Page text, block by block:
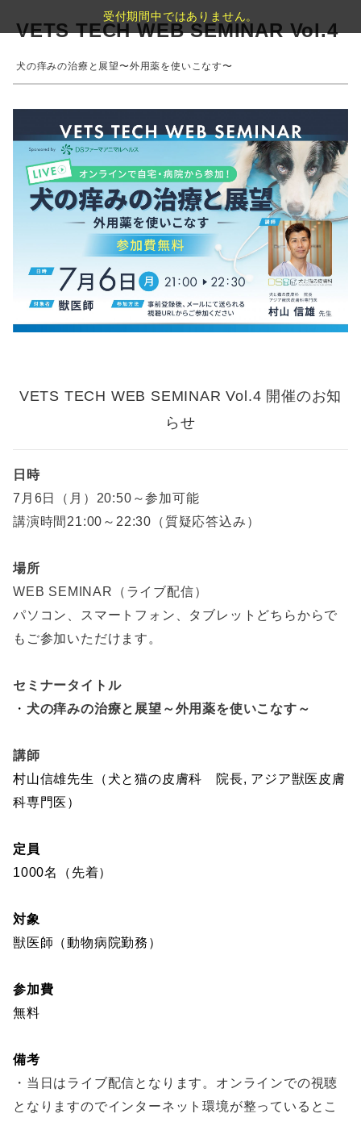
VETS TECH WEB SEMINAR Vol.4
犬の痒みの治療と展望〜外用薬を使いこなす〜
VETS TECH WEB SEMINAR Vol.4 開催のお知
らせ
日時
7月6日（月） 20:50～参加可能
講演時間21:00～22:30（質疑応答込み）
場所
WEB SEMINAR（ライブ配信）
パソコン、スマートフォン、タブレットどちらからで
もご参加いただけます。
セミナータイトル
・ 犬の痒みの治療と展望～外用薬を使いこなす～
講師
村山信雄先生（犬と猫の皮膚科 院長, アジア獣医皮膚
科専門医 ）
定員
1000名（先着）
対象
獣医師（動物病院勤務）
参加費
無料
備考
・当日はライブ配信となります。オンラインでの視聴
となりますのでインターネット環境が整っているとこ
受付期間中ではありません。